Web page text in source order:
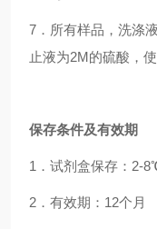
7．所有样品，洗涤
止液为2M的硫酸，
保存条件及有效期
1．试剂盒保存：2-
2．有效期：12个月